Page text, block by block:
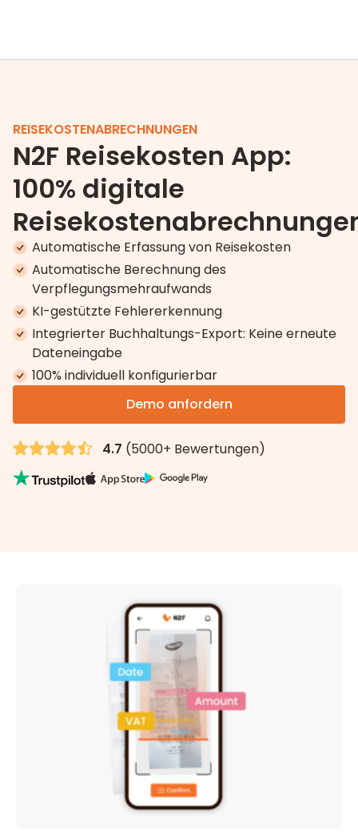
REISEKOSTENABRECHNUNGEN
N2F Reisekosten App:
100% digitale
Automatische Erfassung von Reisekosten
Automatische Berechnung des
Verpflegungsmehraufwands
KI-gestützte Fehlererkennung
Integrierter Buchhaltungs-Export: Keine erneute
Dateneingabe
100% individuell konfigurierbar
Demo anfordern
4.7 (5000+ Bewertungen)